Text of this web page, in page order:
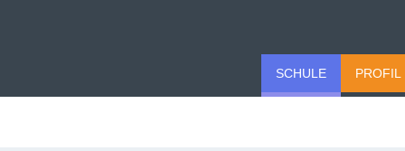
SCHULE PROFIL